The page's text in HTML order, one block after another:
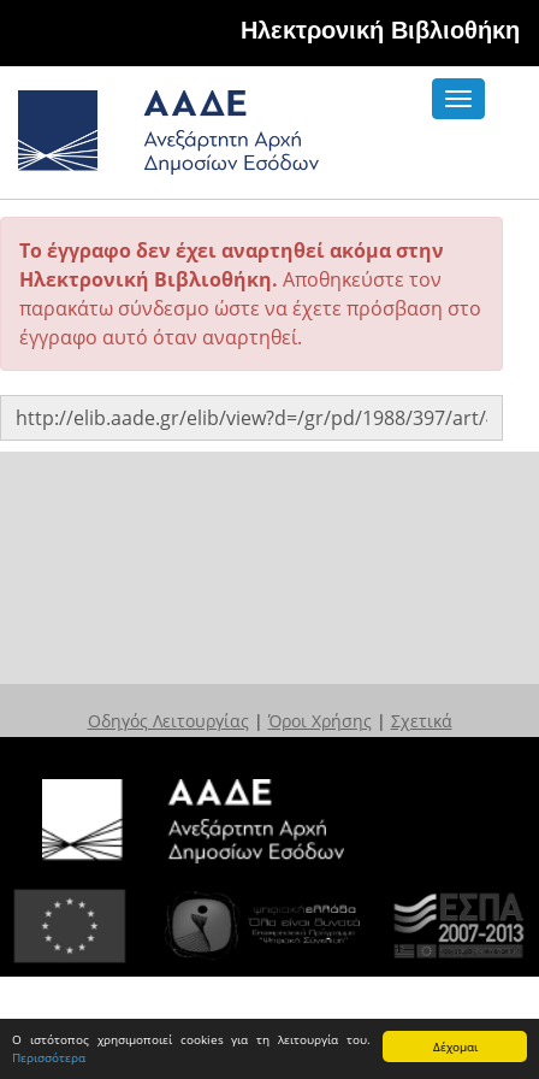
Δέχομαι
Ο ιστότοπος χρησιμοποιεί cookies για τη λειτουργία του.
Περισσότερα
Hλεκτρονική Βιβλιοθήκη
Toggle
Το έγγραφο δεν έχει αναρτηθεί ακόμα στην
Ηλεκτρονική Βιβλιοθήκη. Αποθηκεύστε τον
παρακάτω σύνδεσμο ώστε να έχετε πρόσβαση στο
έγγραφο αυτό όταν αναρτηθεί.
Οδηγός Λειτουργίας | Όροι Χρήσης | Σχετικά